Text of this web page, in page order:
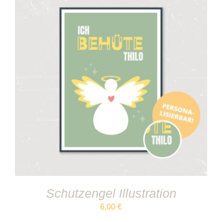
IN DEN WARENKORB / DETAILS
Schutzengel Illustration
6,00 €